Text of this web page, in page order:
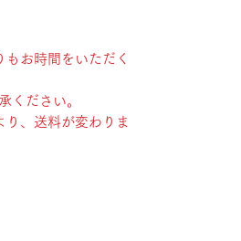
お時間をいただく
ください。
り、送料が変わりま